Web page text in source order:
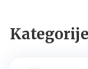
Kategorije